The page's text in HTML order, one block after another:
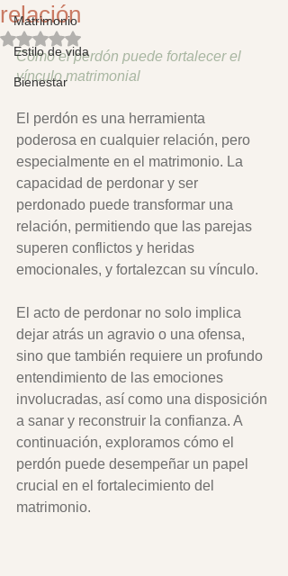
Matrimonio
Estilo de vida
Bienestar
relación
Obtuvo NaN de 5 estrellas.
Cómo el perdón puede fortalecer el
vínculo matrimonial
El perdón es una herramienta
poderosa en cualquier relación, pero
especialmente en el matrimonio. La
capacidad de perdonar y ser
perdonado puede transformar una
relación, permitiendo que las parejas
superen conflictos y heridas
emocionales, y fortalezcan su vínculo.
El acto de perdonar no solo implica
dejar atrás un agravio o una ofensa,
sino que también requiere un profundo
entendimiento de las emociones
involucradas, así como una disposición
a sanar y reconstruir la confianza. A
continuación, exploramos cómo el
perdón puede desempeñar un papel
crucial en el fortalecimiento del
matrimonio.